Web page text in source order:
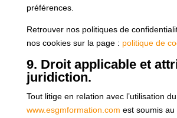
préférences.
Retrouver nos politiques de
nos cookies sur la page : politique de
9. Droit applicable et
juridiction.
Tout litige en relation avec l’utilisation
www.esgmformation.com est soumis